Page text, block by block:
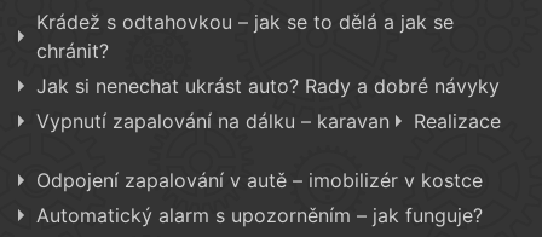
Krádež s odtahovkou – jak se to dělá a jak se
chránit?
Jak si nenechat ukrást auto? Rady a dobré návyky
Vypnutí zapalování na dálku – karavan
Realizace
Odpojení zapalování v autě – imobilizér v kostce
Automatický alarm s upozorněním – jak funguje?